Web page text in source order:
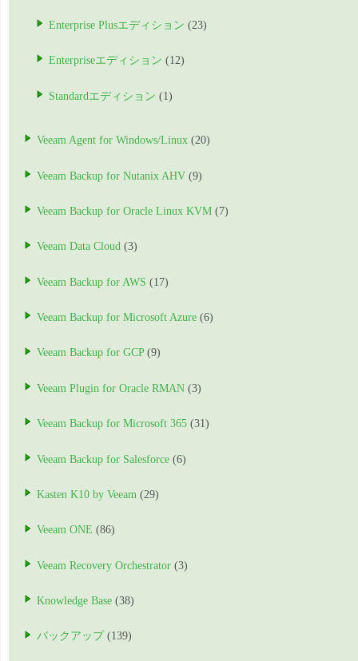
Enterprise Plusエディション (23)
Enterpriseエディション (12)
Standardエディション (1)
Veeam Agent for Windows/Linux (20)
Veeam Backup for Nutanix AHV (9)
Veeam Backup for Oracle Linux KVM (7)
Veeam Data Cloud (3)
Veeam Backup for AWS (17)
Veeam Backup for Microsoft Azure (6)
Veeam Backup for GCP(9)
Veeam Plugin for Oracle RMAN (3)
Veeam Backup for Microsoft 365 (31)
Veeam Backup for Salesforce (6)
Kasten K10 by Veeam (29)
Veeam ONE (86)
Veeam Recovery Orchestrator (3)
Knowledge Base (38)
バックアップ (139)